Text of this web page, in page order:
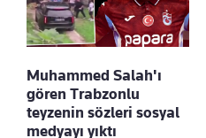
Muhammed Salah'ı
gören Trabzonlu
teyzenin sözleri sosyal
medyayı yıktı